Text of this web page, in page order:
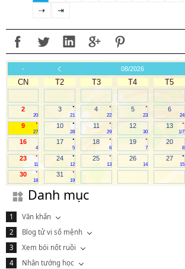
⇢
⇥
- 08/2026
CN T2 T3 T4 T5
2
20
.
3
21
.
4
22
.
5
23
6
24
.
9
27
.
10
28
.
11
29
12
30
.
13
1/7
16
4
.
17
5
.
18
6
.
19
7
20
8
.
23
11
.
24
12
.
25
13
26
14
.
27
15
.
30
18
.
31
19
Danh mục
Văn khấn
Blog tử vi số mệnh
Xem bói nốt ruồi
Nhân tướng học